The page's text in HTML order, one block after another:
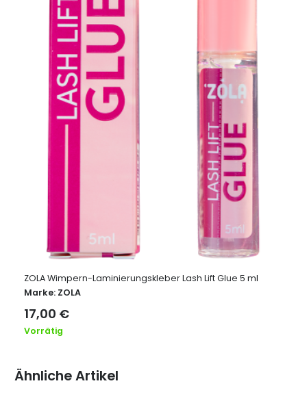
ZOLA Wimpern-Laminierungskleber Lash Lift Glue 5 ml
Marke: ZOLA
17,00 €
Vorrätig
Ähnliche Artikel